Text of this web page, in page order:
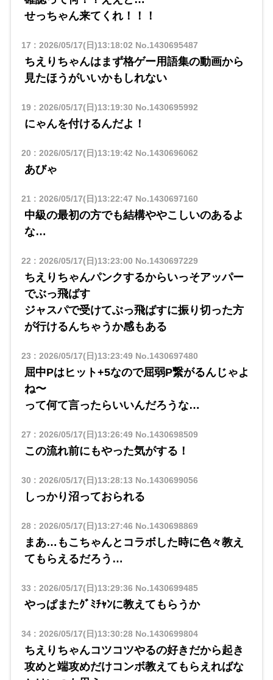
せっちゃん来てくれ！！！
17 : 2026/05/17(日)13:18:02 No.1430695487
ちえりちゃんはまず格ゲー用語集の動画から
見たほうがいいかもしれない
19: 2026/05/17(日)13:19:30 No.1430695992
にゃんを付けるんだよ！
20 : 2026/05/17(日)13:19:42 No.1430696062
あびゃ
21 : 2026/05/17(日)13:22:47 No.1430697160
中級の最初の方でも結構ややこしいのあるよ
な…
22 : 2026/05/17(日)13:23:00 No.1430697229
ちえりちゃんパンクするからいっそアッパー
でぶっ飛ばす
ジャスパで受けてぶっ飛ばすに振り切った方
が行けるんちゃうか感もある
23 : 2026/05/17(日)13:23:49No.1430697480
屈中Pはヒット+5なので屈弱P繋がるんじゃよ
ね〜
って何て言ったらいいんだろうな…
27 : 2026/05/17(日)13:26:49No.1430698509
この流れ前にもやった気がする！
30 : 2026/05/17(日)13:28:13 No.1430699056
しっかり沼っておられる
28: 2026/05/17(日)13:27:46 No.1430698869
まあ…もこちゃんとコラボした時に色々教え
てもらえるだろう…
33 : 2026/05/17(日)13:29:36 No.1430699485
やっぱまたｸﾞﾐﾁｬﾝに教えてもらうか
34: 2026/05/17(日)13:30:28No.1430699804
ちえりちゃんコツコツやるの好きだから起き
攻めと端攻めだけコンボ教えてもらえればな